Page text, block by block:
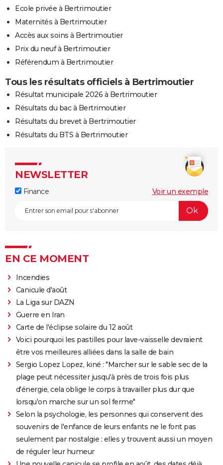
Ecole privée à Bertrimoutier
Maternités à Bertrimoutier
Accès aux soins à Bertrimoutier
Prix du neuf à Bertrimoutier
Référendum à Bertrimoutier
Tous les résultats officiels à Bertrimoutier
Résultat municipale 2026 à Bertrimoutier
Résultats du bac à Bertrimoutier
Résultats du brevet à Bertrimoutier
Résultats du BTS à Bertrimoutier
NEWSLETTER
Finance Voir un exemple
EN CE MOMENT
Incendies
Canicule d'août
La Liga sur DAZN
Guerre en Iran
Carte de l'éclipse solaire du 12 août
Voici pourquoi les pastilles pour lave-vaisselle devraient
être vos meilleures alliées dans la salle de bain
Sergio Lopez Lopez, kiné : "Marcher sur le sable sec de la
plage peut nécessiter jusqu'à près de trois fois plus
d'énergie, cela oblige le corps à travailler plus dur que
lorsqu'on marche sur un sol ferme"
Selon la psychologie, les personnes qui conservent des
souvenirs de l'enfance de leurs enfants ne le font pas
seulement par nostalgie : elles y trouvent aussi un moyen
de réguler leur humeur